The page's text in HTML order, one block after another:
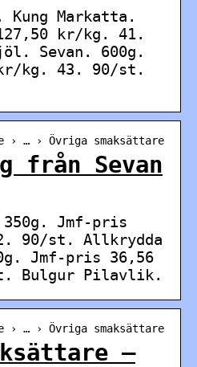
Markatta.
kr/kg. 41.
Sevan. 600g.
kg. 43. 90/st.
… › Övriga smaksättare
från Sevan
Jmf-pris
90/st. Allkrydda
Jmf-pris 36,56
Bulgur Pilavlik.
… › Övriga smaksättare
–